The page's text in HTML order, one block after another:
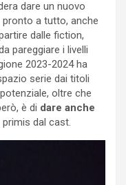
dare un nuovo
a tutto, anche
dalle fiction,
pareggiare i livelli
2023-2024 ha
serie dai titoli
oltre che
è di dare anche
dal cast.